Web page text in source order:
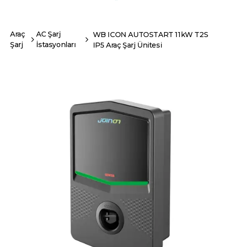
Araç
Şarj
AC Şarj
İstasyonları
WB ICON AUTOSTART 11kW T2S
IP5 Araç Şarj Ünitesi